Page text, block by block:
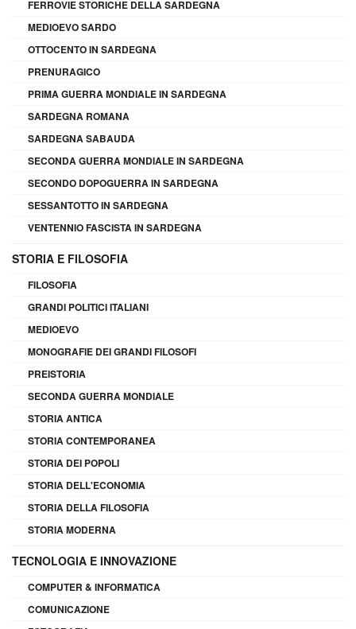
FERROVIE STORICHE DELLA SARDEGNA
MEDIOEVO SARDO
OTTOCENTO IN SARDEGNA
PRENURAGICO
PRIMA GUERRA MONDIALE IN SARDEGNA
SARDEGNA ROMANA
SARDEGNA SABAUDA
SECONDA GUERRA MONDIALE IN SARDEGNA
SECONDO DOPOGUERRA IN SARDEGNA
SESSANTOTTO IN SARDEGNA
VENTENNIO FASCISTA IN SARDEGNA
STORIA E FILOSOFIA
FILOSOFIA
GRANDI POLITICI ITALIANI
MEDIOEVO
MONOGRAFIE DEI GRANDI FILOSOFI
PREISTORIA
SECONDA GUERRA MONDIALE
STORIA ANTICA
STORIA CONTEMPORANEA
STORIA DEI POPOLI
STORIA DELL'ECONOMIA
STORIA DELLA FILOSOFIA
STORIA MODERNA
TECNOLOGIA E INNOVAZIONE
COMPUTER & INFORMATICA
COMUNICAZIONE